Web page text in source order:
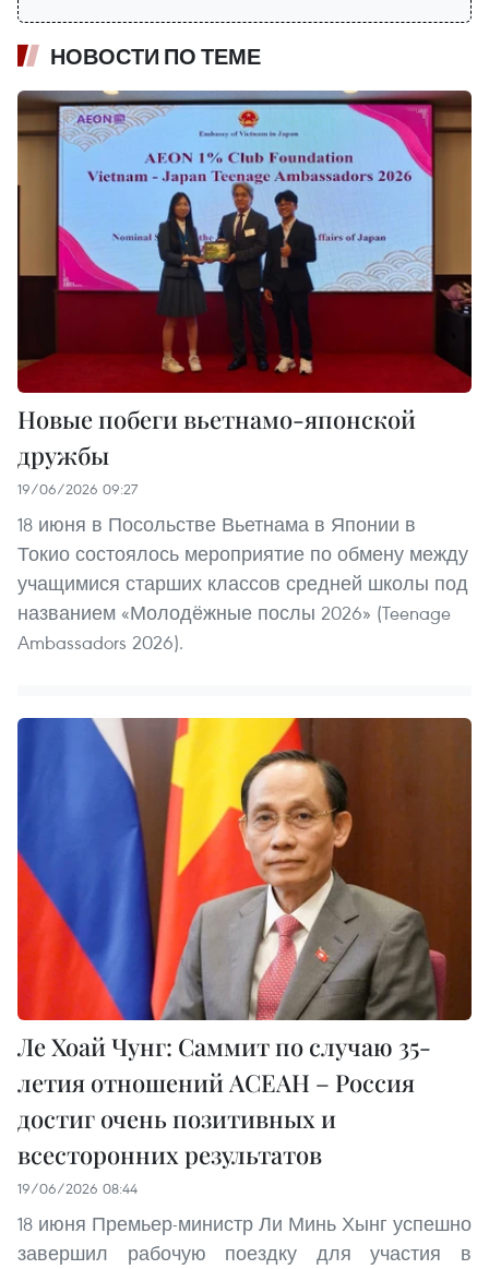
НОВОСТИ ПО ТЕМЕ
Новые побеги вьетнамо-японской
дружбы
19/06/2026 09:27
18 июня в Посольстве Вьетнама в Японии в
Токио состоялось мероприятие по обмену между
учащимися старших классов средней школы под
названием «Молодёжные послы 2026» (Teenage
Ambassadors 2026).
Ле Хоай Чунг: Саммит по случаю 35-
летия отношений АСЕАН – Россия
достиг очень позитивных и
всесторонних результатов
19/06/2026 08:44
18 июня Премьер-министр Ли Минь Хынг успешно
завершил рабочую поездку для участия в